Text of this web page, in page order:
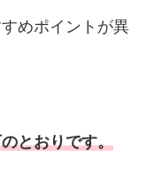
めポイントが異
とおりです。